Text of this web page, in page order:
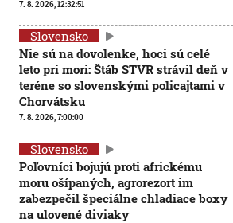
7. 8. 2026, 12:32:51
Slovensko
Nie sú na dovolenke, hoci sú celé
leto pri mori: Štáb STVR strávil deň v
teréne so slovenskými policajtami v
Chorvátsku
7. 8. 2026, 7:00:00
Slovensko
Poľovníci bojujú proti africkému
moru ošípaných, agrorezort im
zabezpečil špeciálne chladiace boxy
na ulovené diviaky